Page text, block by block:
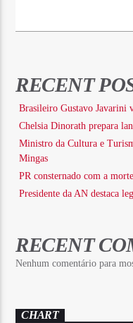
RECENT
Brasileiro Gustavo Javarini
Chelsia Dinorath prepara
Ministro da Cultura e
Mingas
PR consternado com a
Presidente da AN destaca
RECENT
Nenhum comentário para
CHART